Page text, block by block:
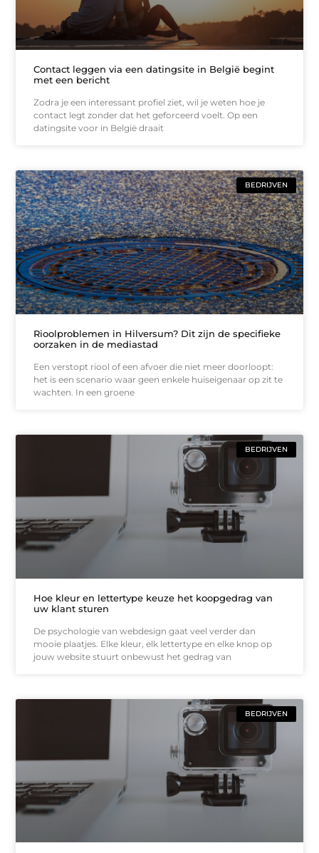
Contact leggen via een datingsite in België begint
met een bericht
Zodra je een interessant profiel ziet, wil je weten hoe je
contact legt zonder dat het geforceerd voelt. Op een
datingsite voor in België draait
BEDRIJVEN
Rioolproblemen in Hilversum? Dit zijn de specifieke
oorzaken in de mediastad
Een verstopt riool of een afvoer die niet meer doorloopt:
het is een scenario waar geen enkele huiseigenaar op zit te
wachten. In een groene
BEDRIJVEN
Hoe kleur en lettertype keuze het koopgedrag van
uw klant sturen
De psychologie van webdesign gaat veel verder dan
mooie plaatjes. Elke kleur, elk lettertype en elke knop op
jouw website stuurt onbewust het gedrag van
BEDRIJVEN